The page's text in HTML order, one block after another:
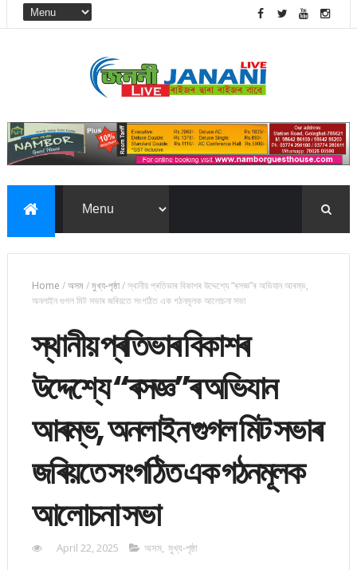
Home /অসম/মুখ্য-পৃষ্ঠা/স্থানীয় প্ৰতিভাৰ বিকাশৰ উদ্দেশ্যে “ৰসজ্ঞ”ৰ অভিযান আৰম্ভ,
অনলাইন গুগল মিট সভাৰ জৰিয়তে সংগঠিত এক গঠনমূলক আলোচনা সভা
স্থানীয় প্ৰতিভাৰ বিকাশৰ
উদ্দেশ্যে “ৰসজ্ঞ”ৰ অভিযান
আৰম্ভ, অনলাইন গুগল মিট সভাৰ
জৰিয়তে সংগঠিত এক গঠনমূলক
আলোচনা সভা
April 22, 2025 অসম, মুখ্য-পৃষ্ঠা